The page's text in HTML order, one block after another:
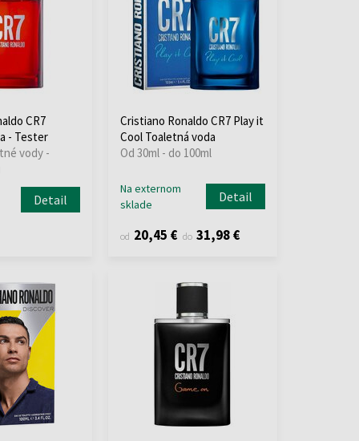
CR7
- Tester
vody -
Detail
Cristiano Ronaldo CR7 Play it
Cool Toaletná voda
Od 30ml - do 100ml
Na externom
sklade
Detail
od 20,45 € do 31,98 €